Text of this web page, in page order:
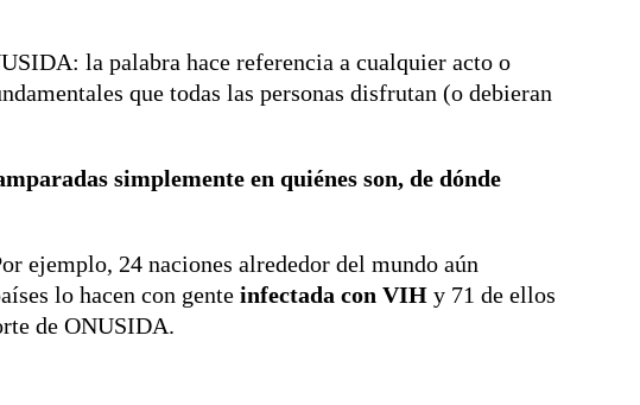
la palabra hace referencia a cualquier acto o
que todas las personas disfrutan (o debieran
simplemente en quiénes son, de dónde
ejemplo, 24 naciones alrededor del mundo aún
lo hacen con gente infectada con VIH y 71 de ellos
de ONUSIDA.